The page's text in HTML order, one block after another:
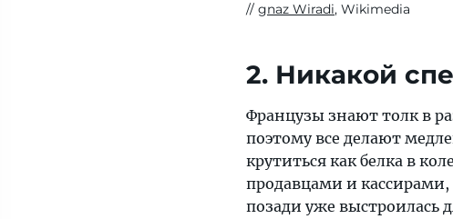
gnaz Wiradi, Wikimedia
2. Никакой
Французы знают толк в
поэтому все делают
крутиться как белка в
продавцами и кассирами,
позади уже выстроилась